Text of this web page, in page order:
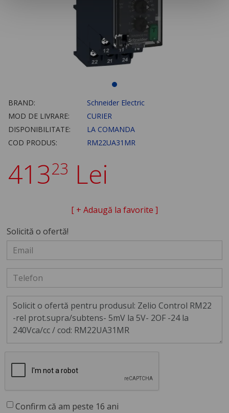
BRAND:
Schneider Electric
MOD DE LIVRARE:
CURIER
DISPONIBILITATE:
LA COMANDA
COD PRODUS:
RM22UA31MR
41323 Lei
[ + Adaugă la favorite ]
Solicită o ofertă!
Confirm că am peste 16 ani